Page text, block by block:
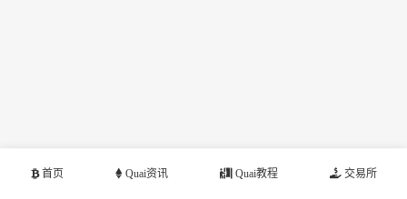
首页 Quai资讯 Quai教程 交易所